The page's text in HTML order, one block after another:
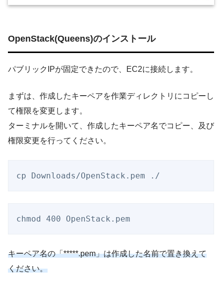
OpenStack(Queens)のインストール
パブリックIPが固定できたので、EC2に接続します。
まずは、作成したキーペアを作業ディレクトリにコピーし
て権限を変更します。
ターミナルを開いて、作成したキーペア名でコピー、及び
権限変更を行ってください。
cp Downloads/OpenStack.pem ./
chmod 400 OpenStack.pem
キーペア名の「*****.pem」は作成した名前で置き換えて
ください。